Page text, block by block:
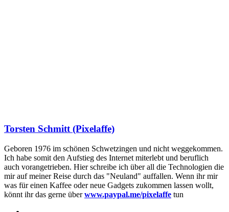
Torsten Schmitt (Pixelaffe)
Geboren 1976 im schönen Schwetzingen und nicht weggekommen.
Ich habe somit den Aufstieg des Internet miterlebt und beruflich
auch vorangetrieben. Hier schreibe ich über all die Technologien die
mir auf meiner Reise durch das "Neuland" auffallen. Wenn ihr mir
was für einen Kaffee oder neue Gadgets zukommen lassen wollt,
könnt ihr das gerne überwww.paypal.me/pixelaffe tun